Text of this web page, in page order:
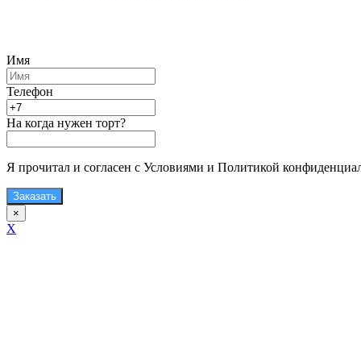
Имя
Телефон
На когда нужен торт?
Я прочитал и согласен с Условиями и Политикой
Заказать
×
X